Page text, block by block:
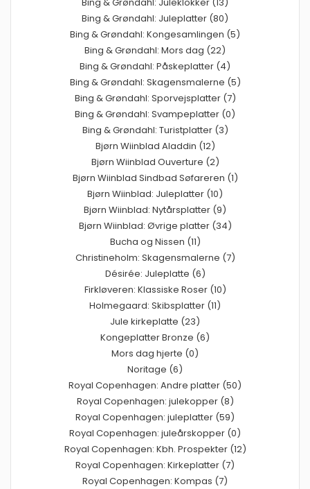
Bing & Grøndahl: Juleplatter (80)
Bing & Grøndahl: Kongesamlingen (5)
Bing & Grøndahl: Mors dag (22)
Bing & Grøndahl: Påskeplatter (4)
Bing & Grøndahl: Skagensmalerne (5)
Bing & Grøndahl: Sporvejsplatter (7)
Bing & Grøndahl: Svampeplatter (0)
Bing & Grøndahl: Turistplatter (3)
Bjørn Wiinblad Aladdin (12)
Bjørn Wiinblad Ouverture (2)
Bjørn Wiinblad Sindbad Søfareren (1)
Bjørn Wiinblad: Juleplatter (10)
Bjørn Wiinblad: Nytårsplatter (9)
Bjørn Wiinblad: Øvrige platter (34)
Bucha og Nissen (11)
Christineholm: Skagensmalerne (7)
Désirée: Juleplatte (6)
Firkløveren: Klassiske Roser (10)
Holmegaard: Skibsplatter (11)
Jule kirkeplatte (23)
Kongeplatter Bronze (6)
Mors dag hjerte (0)
Noritage (6)
Royal Copenhagen: Andre platter (50)
Royal Copenhagen: julekopper (8)
Royal Copenhagen: juleplatter (59)
Royal Copenhagen: juleårskopper (0)
Royal Copenhagen: Kbh. Prospekter (12)
Royal Copenhagen: Kirkeplatter (7)
Royal Copenhagen: Kompas (7)